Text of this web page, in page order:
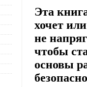
Эта
хочет
не
чтобы
основы